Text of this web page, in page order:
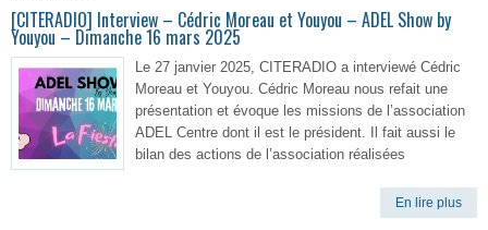
[CITERADIO] Interview – Cédric Moreau et Youyou – ADEL Show by
Youyou – Dimanche 16 mars 2025
Le 27 janvier 2025, CITERADIO a interviewé Cédric
Moreau et Youyou. Cédric Moreau nous refait une
présentation et évoque les missions de l’association
ADEL Centre dont il est le président. Il fait aussi le
bilan des actions de l’association réalisées
En lire plus